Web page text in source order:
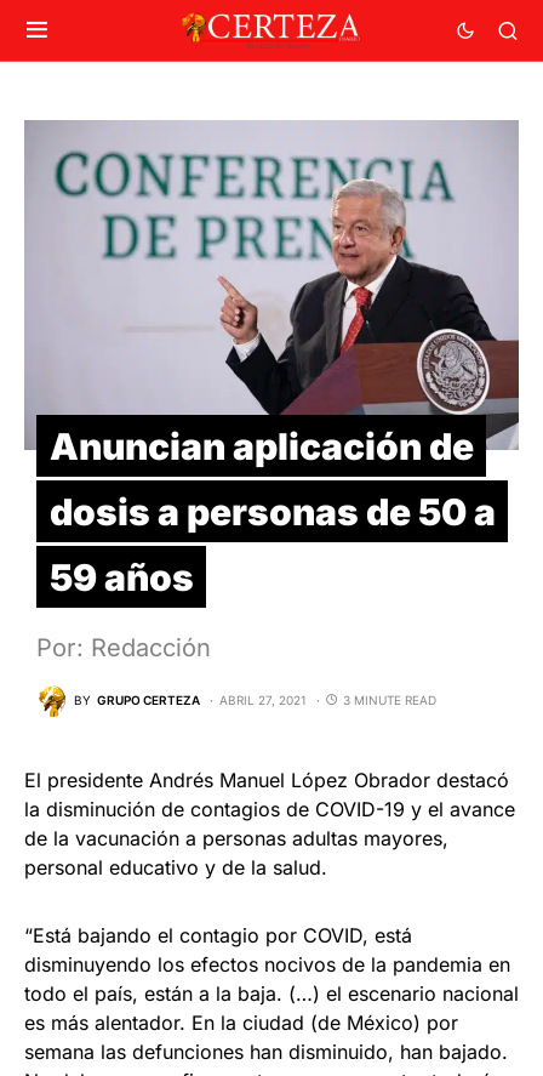
Anuncian aplicación de
dosis a personas de 50 a
59 años
Por: Redacción
BY GRUPO CERTEZA ABRIL 27, 2021 3 MINUTE READ
El presidente Andrés Manuel López Obrador destacó
la disminución de contagios de COVID-19 y el avance
de la vacunación a personas adultas mayores,
personal educativo y de la salud.
“Está bajando el contagio por COVID, está
disminuyendo los efectos nocivos de la pandemia en
todo el país, están a la baja. (…) el escenario nacional
es más alentador. En la ciudad (de México) por
semana las defunciones han disminuido, han bajado.